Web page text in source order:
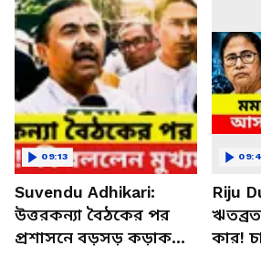
Suvendu Adhikari:
উত্তরকন্যা বৈঠকের পর
প্রশাসনে বড়সড় কড়াকড়ি!
09:13
Riju
কার!